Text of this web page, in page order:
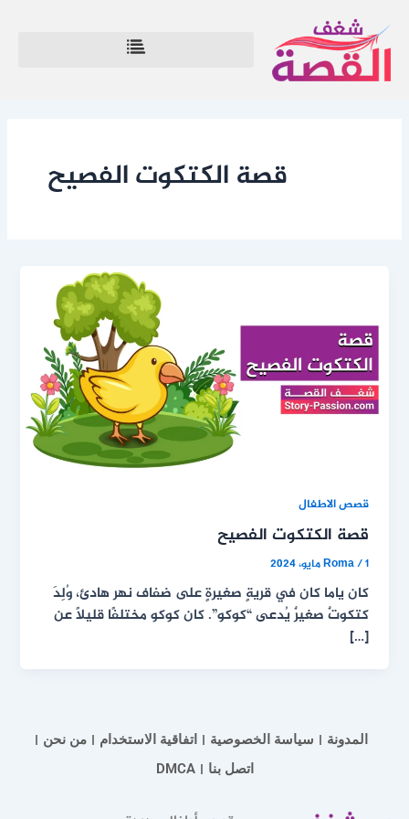
إلى
المحتوى
قصة الكتكوت الفصيح
قصص الاطفال
قصة الكتكوت الفصيح
Roma/1 مايو، 2024
كان ياما كان في قريةٍ صغيرةٍ على ضفاف نهر هادئ، وُلِدَ
كتكوتٌ صغيرٌ يُدعى “كوكو”. كان كوكو مختلفًا قليلًا عن
[…]
المدونة سياسة الخصوصية اتفاقية الاستخدام
من نحن
اتصل بنا
DMCA